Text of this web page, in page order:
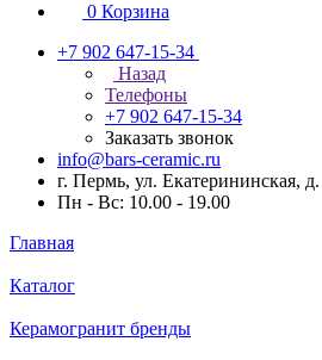
0 Корзина
+7 902 647-15-34
Назад
Телефоны
+7 902 647-15-34
Заказать звонок
info@bars-ceramic.ru
г. Пермь, ул. Екатерининская,
Пн - Вс: 10.00 - 19.00
Главная
Каталог
Керамогранит бренды